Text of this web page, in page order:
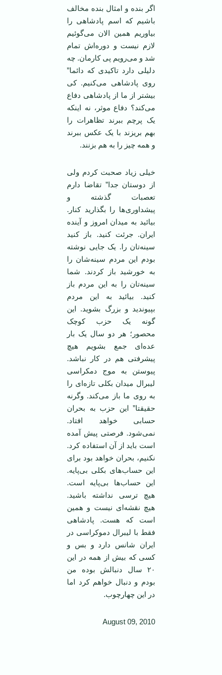
اگر بنده و امثال بنده مخالف
باشیم که اسم پادشاهی را
بیاوریم همین الان می‌گوئیم
لازم نیست و دوره‌اش تمام
شد و می‌رویم پی کارمان. چه
دلیلی دارد تاکیدی که دائما”
روی پادشاهی می‌کنیم. کی
بیشتر از ما از پادشاهی دفاع
می‌کند؟ دفاع موثر، نه اینکه
یک پرچم ببرند تظاهرات را
بهم بریزند با یک عکس ببرند
و همه چیز را به هم بزنند.
خیلی زیاد صحبت کردم ولی
از دوستان جدا” تقاضا دارم
تعصبات گذشته و
پیشداوری‌ها را بگذارید کنار.
بیائید به میدان امروز و آینده
ایران. جرئت کنید. باز کنید
سینه‌تان را. یک جایی نوشته
بودم این مردم سینه‌شان را
به خورشید باز کردند. شما
سینه‌تان را به این مردم باز
کنید. بیائید به این مردم
بپیوندید و بزرگ بشوید. این
گونه یک حزب کوچک
محصور؛ هر دو سال یک بار
عده‌ای جمع بشویم هیچ
پیشرفتی هم در کار نباشد.
پیوستن به موج دمکراسی
لیبرال میدان بکلی تازه‌ای را
به روی ما باز می‌کند. وگرنه
حقیقتا” این حزب به بحران
حسابی خواهد افتاد.
نمی‌شود. فرصتی پیش آمده
است باید از آن استفاده کرد.
نکنیم، بحران خواهد بود برای
این حساب‌های بکلی بی‌پایه.
این حساب‌ها بی‌پایه است.
هیچ ترسی نداشته باشید.
هیچ نقشه‌ای نیست و همین
است که هست. پادشاهی
فقط با لیبرال دموکراسی در
ایران شانس دارد و بس و
کسی که بیش از همه در این
۲۰ سال دنبالش بوده من
بودم و دنبال خواهم کرد اما
در این چهارچوب.
August 09, 2010